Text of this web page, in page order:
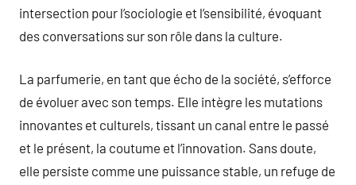
intersection pour l’sociologie et l’sensibilité, évoquant
des conversations sur son rôle dans la culture.
La parfumerie, en tant que écho de la société, s’efforce
de évoluer avec son temps. Elle intègre les mutations
innovantes et culturels, tissant un canal entre le passé
et le présent, la coutume et l’innovation. Sans doute,
elle persiste comme une puissance stable, un refuge de